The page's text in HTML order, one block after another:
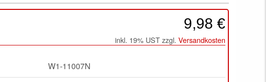
9,98 €
inkl. 19% UST zzgl. Versandkosten
W1-11007N